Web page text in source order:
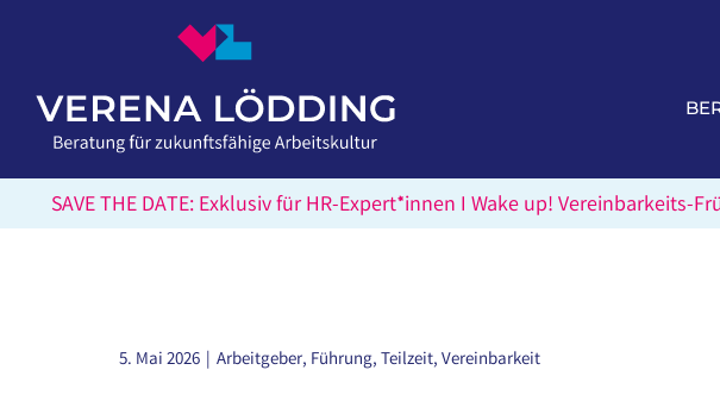
SAVE THE DATE: Exklusiv für HR-Expert*innen I Wake up!
5. Mai 2026 | Arbeitgeber, Führung,Teilzeit,Vereinbarkeit